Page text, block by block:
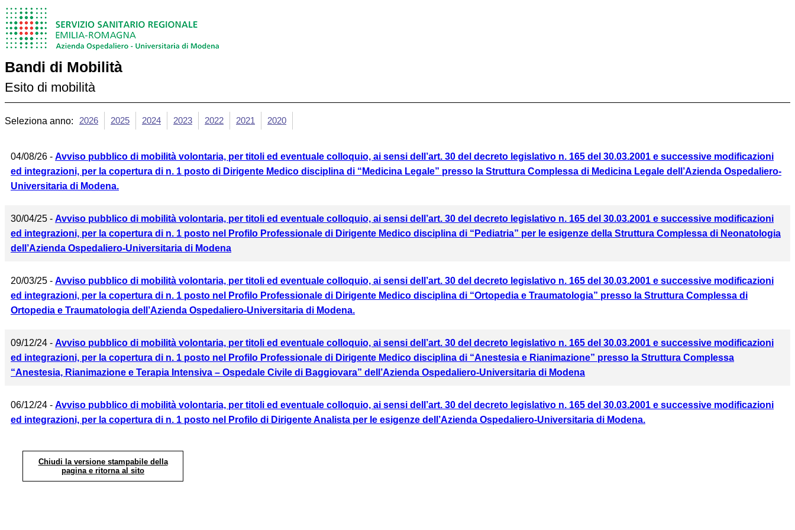
Bandi di Mobilità
Esito di mobilità
Seleziona anno: 2026 2025 2024 2023 2022 2021 2020
04/08/26 - Avviso pubblico di mobilità volontaria, per titoli ed eventuale colloquio, ai sensi dell’art. 30 del decreto legislativo n. 165 del 30.03.2001 e successive modificazioni
ed integrazioni, per la copertura di n. 1 posto di Dirigente Medico disciplina di “Medicina Legale” presso la Struttura Complessa di Medicina Legale dell’Azienda Ospedaliero-
Universitaria di Modena.
30/04/25 - Avviso pubblico di mobilità volontaria, per titoli ed eventuale colloquio, ai sensi dell’art. 30 del decreto legislativo n. 165 del 30.03.2001 e successive modificazioni
ed integrazioni, per la copertura di n. 1 posto nel Profilo Professionale di Dirigente Medico disciplina di “Pediatria” per le esigenze della Struttura Complessa di Neonatologia
dell’Azienda Ospedaliero-Universitaria di Modena
20/03/25 - Avviso pubblico di mobilità volontaria, per titoli ed eventuale colloquio, ai sensi dell’art. 30 del decreto legislativo n. 165 del 30.03.2001 e successive modificazioni
ed integrazioni, per la copertura di n. 1 posto nel Profilo Professionale di Dirigente Medico disciplina di “Ortopedia e Traumatologia” presso la Struttura Complessa di
Ortopedia e Traumatologia dell’Azienda Ospedaliero-Universitaria di Modena.
09/12/24 - Avviso pubblico di mobilità volontaria, per titoli ed eventuale colloquio, ai sensi dell’art. 30 del decreto legislativo n. 165 del 30.03.2001 e successive modificazioni
ed integrazioni, per la copertura di n. 1 posto nel Profilo Professionale di Dirigente Medico disciplina di “Anestesia e Rianimazione” presso la Struttura Complessa
“Anestesia, Rianimazione e Terapia Intensiva – Ospedale Civile di Baggiovara” dell’Azienda Ospedaliero-Universitaria di Modena
06/12/24 - Avviso pubblico di mobilità volontaria, per titoli ed eventuale colloquio, ai sensi dell’art. 30 del decreto legislativo n. 165 del 30.03.2001 e successive modificazioni
ed integrazioni, per la copertura di n. 1 posto nel Profilo di Dirigente Analista per le esigenze dell’Azienda Ospedaliero-Universitaria di Modena.
Chiudi la versione stampabile della
pagina e ritorna al sito